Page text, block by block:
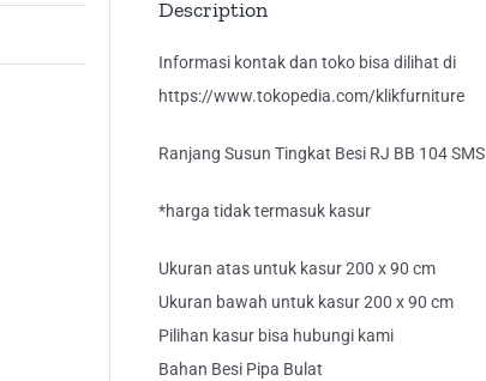
Description
Informasi kontak dan toko bisa dilihat di
https://www.tokopedia.com/klikfurniture
Ranjang Susun Tingkat Besi RJ BB 104 SMS
*harga tidak termasuk kasur
Ukuran atas untuk kasur 200 x 90 cm
Ukuran bawah untuk kasur 200 x 90 cm
Pilihan kasur bisa hubungi kami
Bahan Besi Pipa Bulat